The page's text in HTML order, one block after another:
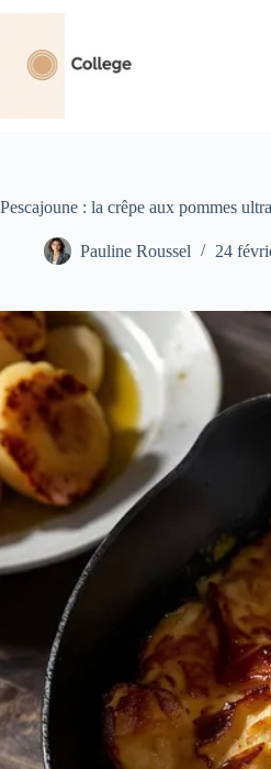
contenu
Pescajoune : la crêpe aux pommes
Pauline Roussel 24